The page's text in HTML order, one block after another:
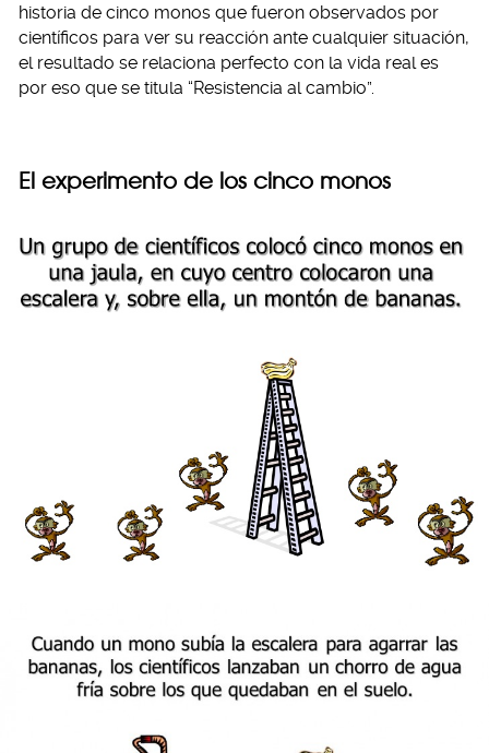
historia de cinco monos que fueron observados por
científicos para ver su reacción ante cualquier situación,
el resultado se relaciona perfecto con la vida real es
por eso que se titula “Resistencia al cambio”.
El experimento de los cinco monos